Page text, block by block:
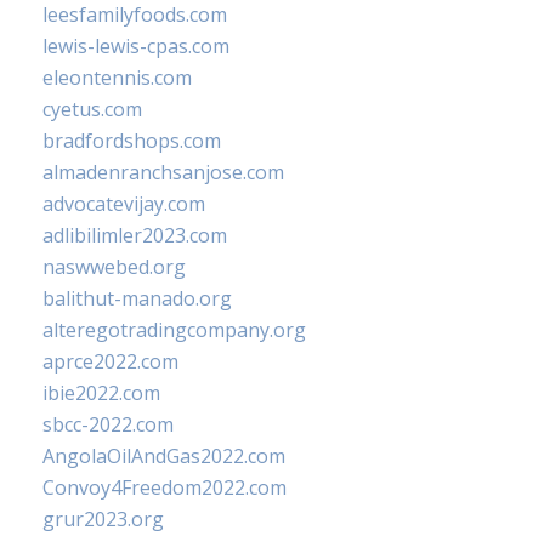
leesfamilyfoods.com
lewis-lewis-cpas.com
eleontennis.com
cyetus.com
bradfordshops.com
almadenranchsanjose.com
advocatevijay.com
adlibilimler2023.com
naswwebed.org
balithut-manado.org
alteregotradingcompany.org
aprce2022.com
ibie2022.com
sbcc-2022.com
AngolaOilAndGas2022.com
Convoy4Freedom2022.com
grur2023.org